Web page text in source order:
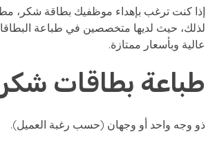
إذا كنت ترغب بإهداء موظفيك بطاقة شكر،
لذلك، حيث لديها متخصصين في طباعة
عالية وبأسعار ممتازة.
طباعة بطاقات شكر
ذو وجه واحد أو وجهان (حسب رغبة العميل).